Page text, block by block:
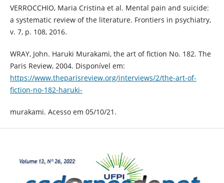
VERROCCHIO, Maria Cristina et al. Mental pain and suicide:
a systematic review of the literature. Frontiers in psychiatry,
v. 7, p. 108, 2016.
WRAY, John. Haruki Murakami, the art of fiction No. 182. The
Paris Review, 2004. Disponível em:
https://www.theparisreview.org/interviews/2/the-art-of-
fiction-no-182-haruki-
murakami. Acesso em 05/10/21.